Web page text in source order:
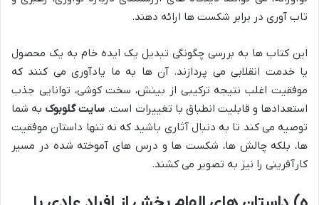
تاب آوری در برابر شکست ها ارائه دهند.
این کتاب ها به بررسی چگونگی تبدیل یک ایده خام به یک محصول
یا خدمت انقلابی می پردازند. آن ها به ما یادآوری می کنند که
موفقیت اغلب نتیجه ترکیبی از بینش، سخت کوشی، توانایی جذب
استعدادها و قابلیت انطباق با تغییرات است. سایت گلوبوک به شما
توصیه می کند تا به دنبال آثاری باشید که نه تنها داستان موفقیت
ها، بلکه چالش ها، شکست ها و درس های آموخته شده در مسیر
کارآفرینی را نیز به تصویر می کشند.